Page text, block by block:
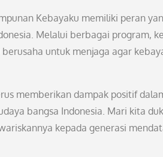
Kebayaku memiliki peran
Melalui berbagai program,
untuk menjaga agar
memberikan dampak positif
bangsa Indonesia. Mari kita
kepada generasi